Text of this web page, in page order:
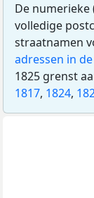
De numerieke
volledige
straatnamen
adressen in
1825 grenst
1817, 1824,